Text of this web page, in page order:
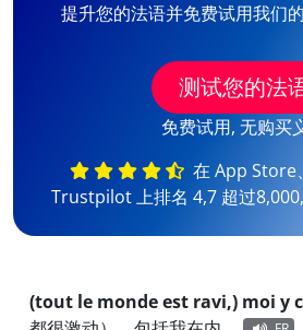
提升您的法语并免费试用我们的
测试您的法
免费试用, 无购买
在 App Store
Trustpilot 上排名 4,7 超过
(tout le monde est ravi,) moi y